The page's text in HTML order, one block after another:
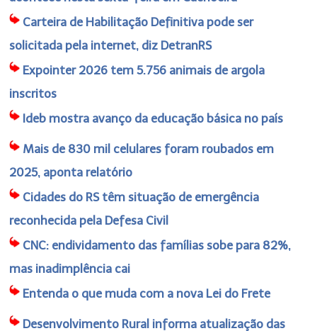
Carteira de Habilitação Definitiva pode ser
solicitada pela internet, diz DetranRS
Expointer 2026 tem 5.756 animais de argola
inscritos
Ideb mostra avanço da educação básica no país
Mais de 830 mil celulares foram roubados em
2025, aponta relatório
Cidades do RS têm situação de emergência
reconhecida pela Defesa Civil
CNC: endividamento das famílias sobe para 82%,
mas inadimplência cai
Entenda o que muda com a nova Lei do Frete
Desenvolvimento Rural informa atualização das